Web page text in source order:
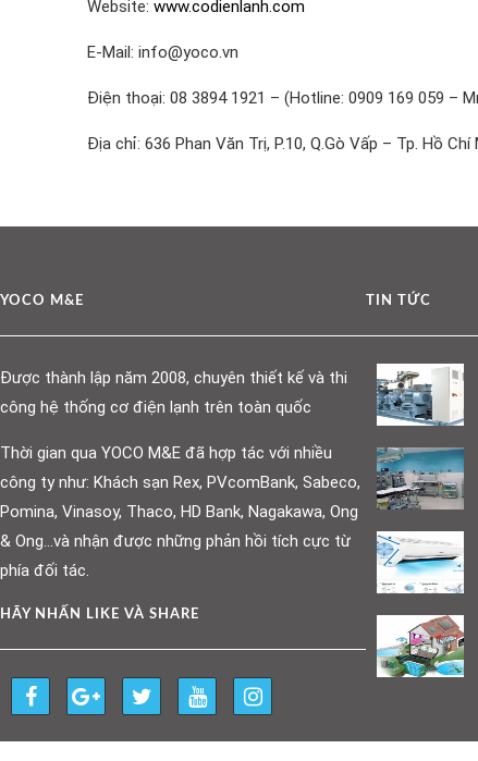
Website: www.codienlanh.com
E-Mail: info@yoco.vn
Điện thoại: 08 3894 1921 – (Hotline: 0909 169 059 –
Địa chỉ: 636 Phan Văn Trị, P.10, Q.Gò Vấp – Tp. Hồ Chí
YOCO M&E
Được thành lập năm 2008, chuyên thiết kế và thi
công hệ thống cơ điện lạnh trên toàn quốc
Thời gian qua YOCO M&E đã hợp tác với nhiều
công ty như: Khách sạn Rex, PVcomBank, Sabeco,
Pomina, Vinasoy, Thaco, HD Bank, Nagakawa, Ong
& Ong…và nhận được những phản hồi tích cực từ
phía đối tác.
HÃY NHẤN LIKE VÀ SHARE
TIN TỨC